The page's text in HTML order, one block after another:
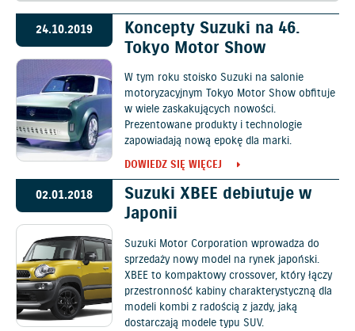
24.10.2019
Koncepty Suzuki na 46.
Tokyo Motor Show
W tym roku stoisko Suzuki na salonie
motoryzacyjnym Tokyo Motor Show obfituje
w wiele zaskakujących nowości.
Prezentowane produkty i technologie
zapowiadają nową epokę dla marki.
DOWIEDZ SIĘ WIĘCEJ
02.01.2018
Suzuki XBEE debiutuje w
Japonii
Suzuki Motor Corporation wprowadza do
sprzedaży nowy model na rynek japoński.
XBEE to kompaktowy crossover, który łączy
przestronność kabiny charakterystyczną dla
modeli kombi z radością z jazdy, jaką
dostarczają modele typu SUV.